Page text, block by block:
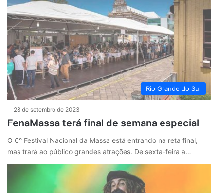
Rio Grande do Sul
28 de setembro de 2023
FenaMassa terá final de semana especial
O 6° Festival Nacional da Massa está entrando na reta final,
mas trará ao público grandes atrações. De sexta-feira a…